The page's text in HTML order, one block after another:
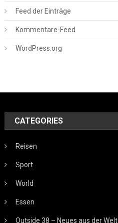
Feed der Einträge
Kommentare-Feed
WordPress.org
CATEGORIES
Reisen
Sport
World
Essen
Outside 38 – Neues aus der Welt